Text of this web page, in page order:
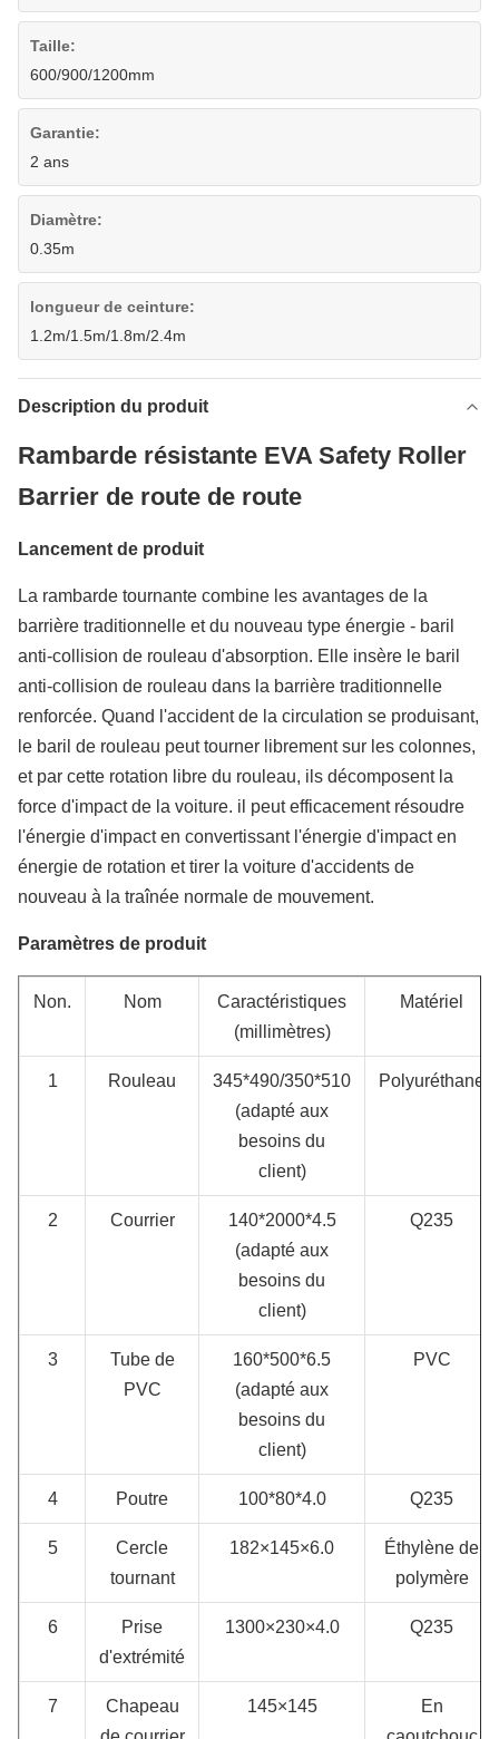
Taille:
600/900/1200mm
Garantie:
2 ans
Diamètre:
0.35m
longueur de ceinture:
1.2m/1.5m/1.8m/2.4m
Description du produit
Rambarde résistante EVA Safety Roller
Barrier de route de route
Lancement de produit
La rambarde tournante combine les avantages de la
barrière traditionnelle et du nouveau type énergie - baril
anti-collision de rouleau d'absorption. Elle insère le baril
anti-collision de rouleau dans la barrière traditionnelle
renforcée. Quand l'accident de la circulation se produisant,
le baril de rouleau peut tourner librement sur les colonnes,
et par cette rotation libre du rouleau, ils décomposent la
force d'impact de la voiture. il peut efficacement résoudre
l'énergie d'impact en convertissant l'énergie d'impact en
énergie de rotation et tirer la voiture d'accidents de
nouveau à la traînée normale de mouvement.
Paramètres de produit
Non. Nom
Caractéristiques
(millimètres)
Matériel
1 Rouleau
345*490/350*510
(adapté aux
besoins du
client)
Polyuréthane
2 Courrier
140*2000*4.5
(adapté aux
besoins du
client)
Q235
3
Tube de
PVC
160*500*6.5
(adapté aux
besoins du
client)
PVC
4 Poutre 100*80*4.0 Q235
5
Cercle
tournant
182×145×6.0
Éthylène de
polymère
6
Prise
d'extrémité
1300×230×4.0 Q235
7
Chapeau
145×145
En